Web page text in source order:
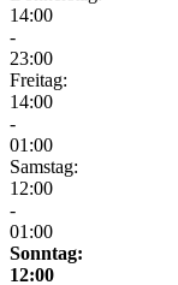
14:00
-
23:00
Freitag:
14:00
-
01:00
Samstag:
12:00
-
01:00
Sonntag:
12:00